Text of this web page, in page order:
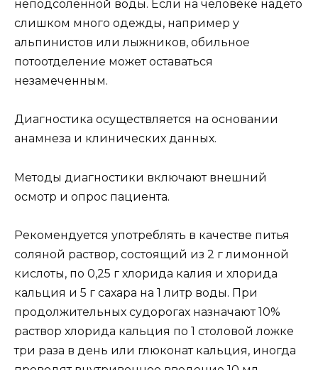
неподсоленной воды. Если на человеке надето
слишком много одежды, например у
альпинистов или лыжников, обильное
потоотделение может оставаться
незамеченным.
Диагностика осуществляется на основании
анамнеза и клинических данных.
Методы диагностики включают внешний
осмотр и опрос пациента.
Рекомендуется употреблять в качестве питья
соляной раствор, состоящий из 2 г лимонной
кислоты, по 0,25 г хлорида калия и хлорида
кальция и 5 г сахара на 1 литр воды. При
продолжительных судорогах назначают 10%
раствор хлорида кальция по 1 столовой ложке
три раза в день или глюконат кальция, иногда